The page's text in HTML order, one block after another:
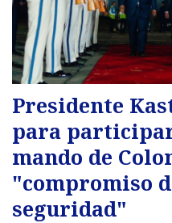
Presidente
para
mando de
"compromiso
seguridad"